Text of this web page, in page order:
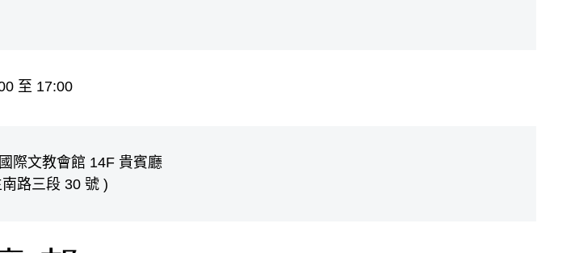
至 17:00
際文教會館 14F 貴賓廳
路三段 30 號 )